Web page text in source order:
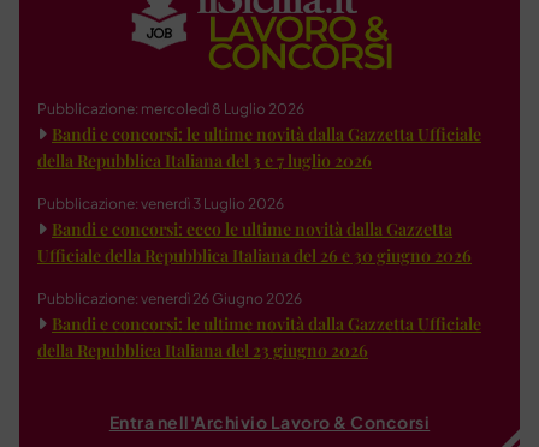
Pubblicazione: mercoledì 8 Luglio 2026
Bandi e concorsi: le ultime novità dalla Gazzetta Ufficiale
della Repubblica Italiana del 3 e 7 luglio 2026
Pubblicazione: venerdì 3 Luglio 2026
Bandi e concorsi: ecco le ultime novità dalla Gazzetta
Ufficiale della Repubblica Italiana del 26 e 30 giugno 2026
Pubblicazione: venerdì 26 Giugno 2026
Bandi e concorsi: le ultime novità dalla Gazzetta Ufficiale
della Repubblica Italiana del 23 giugno 2026
Entra nell'Archivio Lavoro & Concorsi